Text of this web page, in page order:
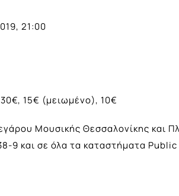
21:00
15€ (μειωμένο), 10€
Μουσικής Θεσσαλονίκης και
9 και σε όλα τα καταστήματα Public